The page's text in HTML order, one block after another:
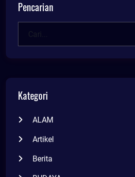
Pencarian
Kategori
ALAM
Artikel
Berita